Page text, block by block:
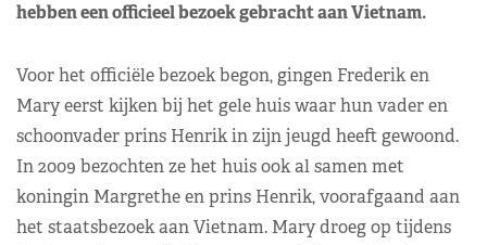
hebben een officieel bezoek gebracht aan Vietnam.
Voor het officiële bezoek begon, gingen Frederik en
Mary eerst kijken bij het gele huis waar hun vader en
schoonvader prins Henrik in zijn jeugd heeft gewoond.
In 2009 bezochten ze het huis ook al samen met
koningin Margrethe en prins Henrik, voorafgaand aan
het staatsbezoek aan Vietnam. Mary droeg op tijdens